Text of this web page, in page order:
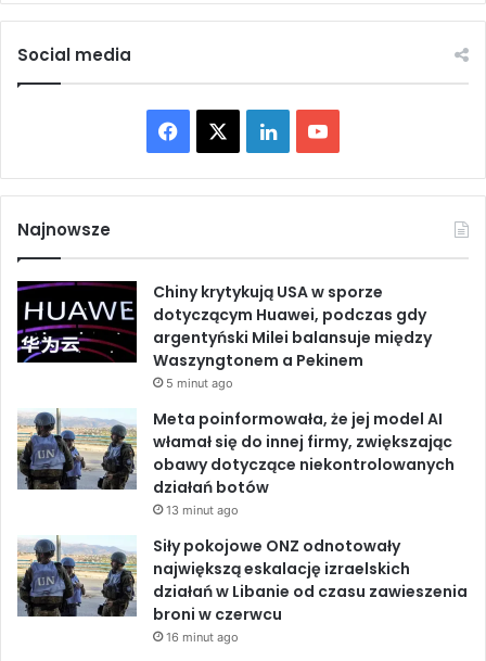
d
n
d
s
.
e
z
p
i
e
e
ń
s
t
a
7
d
p
z
i
e
i
k
a
2
3
r
o
Social media
a
e
b
o
o
k
L
i
k
e
d
n
o
T
u
b
Najnowsze
Chiny krytykują USA w sporze
dotyczącym Huawei, podczas gdy
argentyński Milei balansuje między
Waszyngtonem a Pekinem
5 minut ago
Meta poinformowała, że jej model AI
włamał się do innej firmy, zwiększając
obawy dotyczące niekontrolowanych
działań botów
13 minut ago
Siły pokojowe ONZ odnotowały
największą eskalację izraelskich
działań w Libanie od czasu zawieszenia
broni w czerwcu
16 minut ago